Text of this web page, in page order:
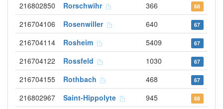
216802850 Rorschwihr 366 68
216704106 Rosenwiller 640 67
216704114 Rosheim 5409 67
216704122 Rossfeld 1030 67
216704155 Rothbach 468 67
216802967 Saint-Hippolyte 945 68